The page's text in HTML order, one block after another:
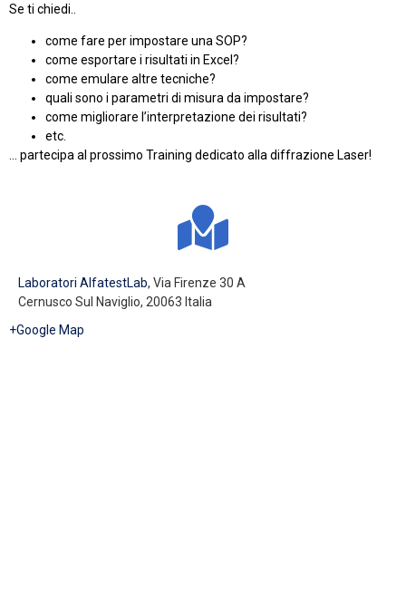
Se ti chiedi..
come fare per impostare una SOP?
come esportare i risultati in Excel?
come emulare altre tecniche?
quali sono i parametri di misura da impostare?
come migliorare l’interpretazione dei risultati?
etc.
… partecipa al prossimo Training dedicato alla diffrazione Laser!
Laboratori AlfatestLab, Via Firenze 30 A
Cernusco Sul Naviglio, 20063 Italia
+Google Map